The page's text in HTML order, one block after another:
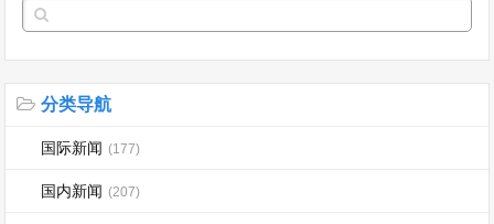
分类导航
国际新闻 (177)
国内新闻 (207)